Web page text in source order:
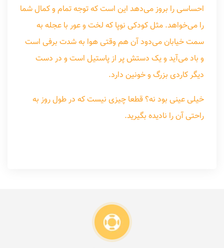
احساسی را بروز می‌دهد این است که توجه تمام و کمال شما
را می‌خواهد. مثل کودکی نوپا که لخت و عور با عجله به
سمت خیابان می‌دود آن هم وقتی هوا به شدت برفی است
و باد می‌آید و یک دستش پر از پاستیل است و در دست
دیگر کاردی بزرگ و خونین دارد.
خیلی عینی بود نه؟ قطعا چیزی نیست که در طول روز به
راحتی آن را نادیده بگیرید.